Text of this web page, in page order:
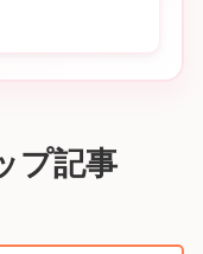
プ記事